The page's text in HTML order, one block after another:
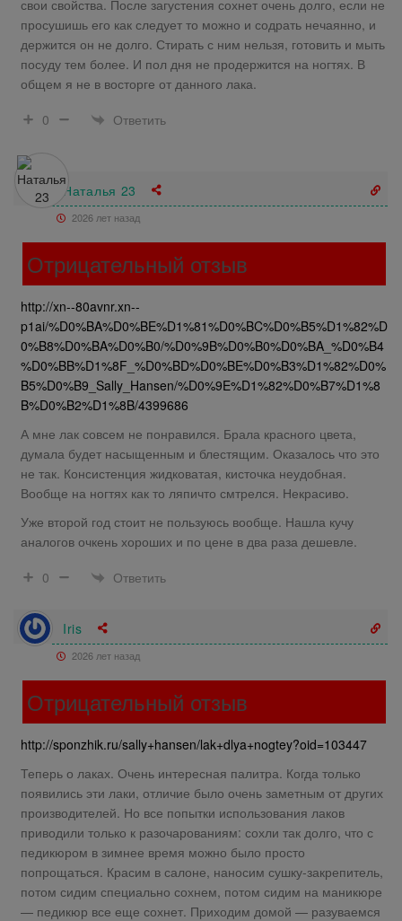
свои свойства. После загустения сохнет очень долго, если не
просушишь его как следует то можно и содрать нечаянно, и
держится он не долго. Стирать с ним нельзя, готовить и мыть
посуду тем более. И пол дня не продержится на ногтях. В
общем я не в восторге от данного лака.
0
Ответить
Наталья 23
2026 лет назад
Отрицательный отзыв
http://xn--80avnr.xn--
p1ai/%D0%BA%D0%BE%D1%81%D0%BC%D0%B5%D1%82%D
0%B8%D0%BA%D0%B0/%D0%9B%D0%B0%D0%BA_%D0%B4
%D0%BB%D1%8F_%D0%BD%D0%BE%D0%B3%D1%82%D0%
B5%D0%B9_Sally_Hansen/%D0%9E%D1%82%D0%B7%D1%8
B%D0%B2%D1%8B/4399686
А мне лак совсем не понравился. Брала красного цвета,
думала будет насыщенным и блестящим. Оказалось что это
не так. Консистенция жидковатая, кисточка неудобная.
Вообще на ногтях как то ляпичто смтрелся. Некрасиво.
Уже второй год стоит не пользуюсь вообще. Нашла кучу
аналогов очкень хороших и по цене в два раза дешевле.
0
Ответить
Iris
2026 лет назад
Отрицательный отзыв
http://sponzhik.ru/sally+hansen/lak+dlya+nogtey?oid=103447
Теперь о лаках. Очень интересная палитра. Когда только
появились эти лаки, отличие было очень заметным от других
производителей. Но все попытки использования лаков
приводили только к разочарованиям: сохли так долго, что с
педикюром в зимнее время можно было просто
попрощаться. Красим в салоне, наносим сушку-закрепитель,
потом сидим специально сохнем, потом сидим на маникюре
— педикюр все еще сохнет. Приходим домой — разуваемся